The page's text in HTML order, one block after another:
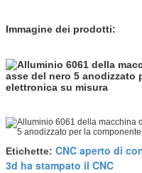
Immagine dei prodotti:
Etichette: CNC aperto di
3d ha stampato il CNC